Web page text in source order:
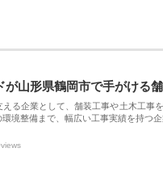
山形県鶴岡市で手がける
る企業として、舗装工事や土木工事
境整備まで、幅広い工事実績を持つ